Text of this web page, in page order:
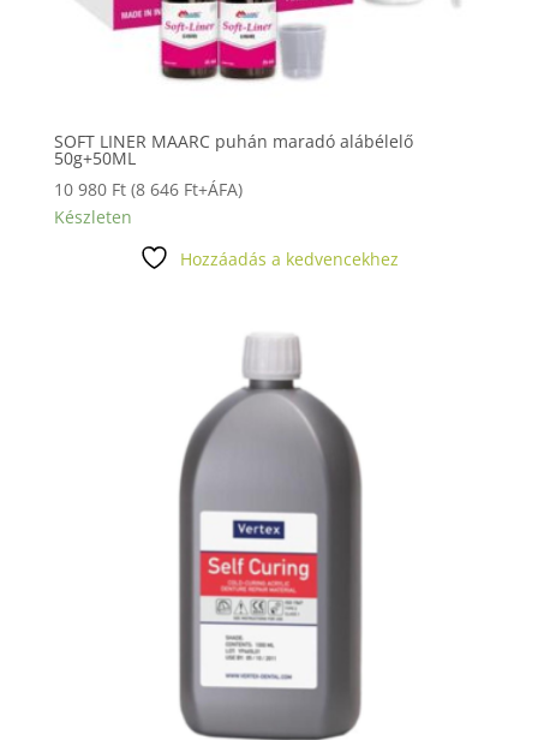
SOFT LINER MAARC puhán maradó alábélelő
50g+50ML
10 980 Ft (8 646 Ft+ÁFA)
Készleten
Hozzáadás a kedvencekhez